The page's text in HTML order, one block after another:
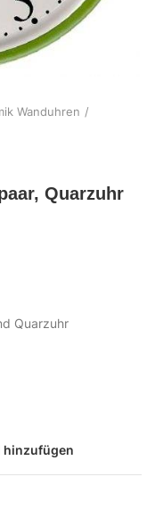
Wanduhren
Quarzuhr
Quarzuhr
hinzufügen